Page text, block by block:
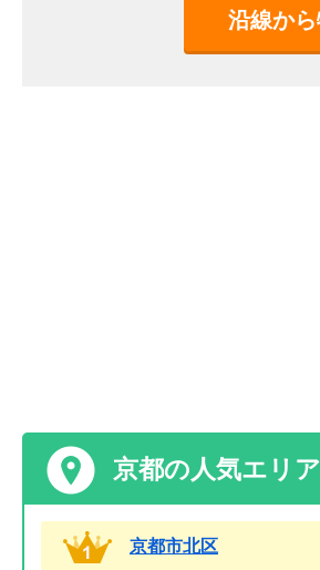
沿線か
京都の人気エリ
京都市北区